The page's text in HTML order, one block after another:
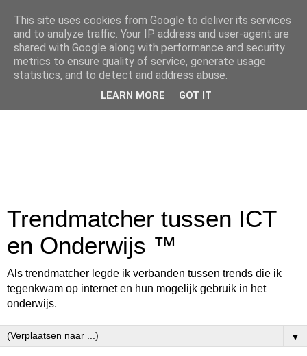
Trendmatcher tussen ICT
en Onderwijs ™
Als trendmatcher legde ik verbanden tussen trends die ik
tegenkwam op internet en hun mogelijk gebruik in het
onderwijs.
▼
This site uses cookies from Google to deliver its services
and to analyze traffic. Your IP address and user-agent are
shared with Google along with performance and security
metrics to ensure quality of service, generate usage
statistics, and to detect and address abuse.
LEARN MORE GOT IT